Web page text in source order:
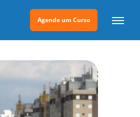
Agende um Curso